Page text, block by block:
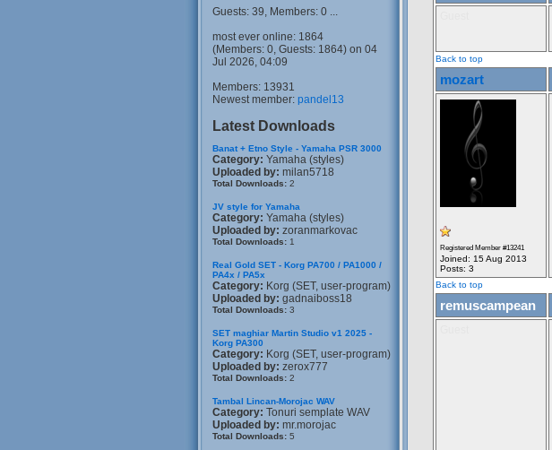
Guests: 39, Members: 0 ...
most ever online: 1864
(Members: 0, Guests: 1864) on 04
Jul 2026, 04:09
Members: 13931
Newest member: pandel13
Latest Downloads
Banat + Etno Style - Yamaha PSR 3000
Category: Yamaha (styles)
Uploaded by: milan5718
Total Downloads: 2
JV style for Yamaha
Category: Yamaha (styles)
Uploaded by: zoranmarkovac
Total Downloads: 1
Real Gold SET - Korg PA700 / PA1000 /
PA4x / PA5x
Category: Korg (SET, user-program)
Uploaded by: gadnaiboss18
Total Downloads: 3
SET maghiar Martin Studio v1 2025 -
Korg PA300
Category: Korg (SET, user-program)
Uploaded by: zerox777
Total Downloads: 2
Tambal Lincan-Morojac WAV
Category: Tonuri semplate WAV
Uploaded by: mr.morojac
Total Downloads: 5
Back to top
mozart
Registered Member #13241
Joined: 15 Aug 2013
Posts: 3
Back to top
remuscampean